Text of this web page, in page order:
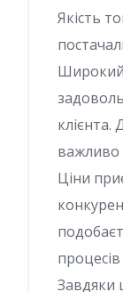
Якість
Широкий
важливо
Ціни
Завдяки